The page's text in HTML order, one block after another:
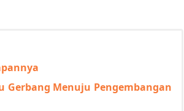
Gerbang Menuju Pengembangan